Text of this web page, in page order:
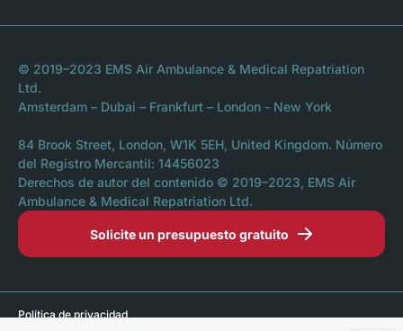
© 2019–2023 EMS Air Ambulance & Medical Repatriation
Ltd.
Amsterdam – Dubai – Frankfurt – London - New York
84 Brook Street, London, W1K 5EH, United Kingdom. Número
del Registro Mercantil: 14456023
Derechos de autor del contenido © 2019–2023, EMS Air
Ambulance & Medical Repatriation Ltd.
Solicite un presupuesto gratuito
Política de privacidad